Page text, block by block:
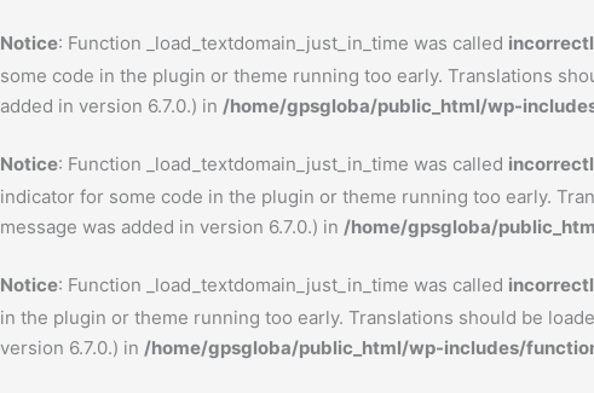
Notice: Function _load_textdomain_just_in_time was called
some code in the plugin or theme running too early. Translations
added in version 6.7.0.) in /home/gpsgloba/public_html/wp-
Notice: Function _load_textdomain_just_in_time was called
indicator for some code in the plugin or theme running too early.
message was added in version 6.7.0.) in /home/gpsgloba/
Notice: Function _load_textdomain_just_in_time was called
in the plugin or theme running too early. Translations should be
version 6.7.0.) in /home/gpsgloba/public_html/wp-includes/
to
content